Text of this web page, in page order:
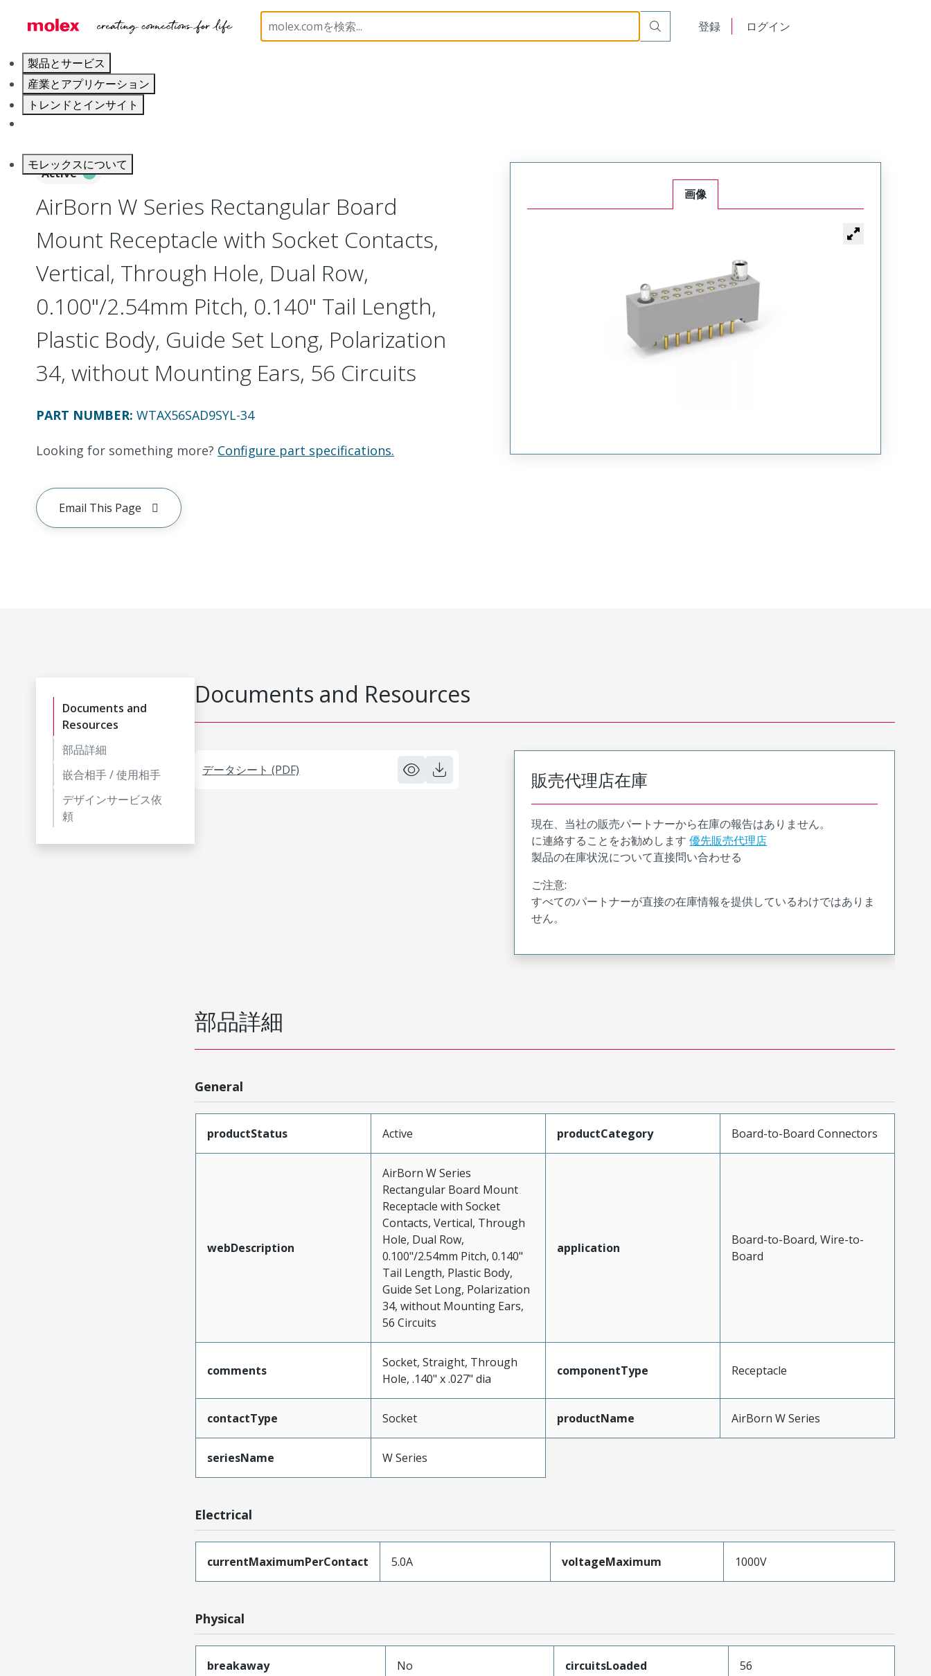
登録 ログイン
製品とサービス
産業とアプリケーション
トレンドとインサイト
モレックスについて
Board-to-Board Connectors Rectangular, Plastic, 2 Row, Vertical/Right Angle Board or Cable Mount Receptacle
Active
AirBorn W Series Rectangular Board
Mount Receptacle with Socket Contacts,
Vertical, Through Hole, Dual Row,
0.100"/2.54mm Pitch, 0.140" Tail Length,
Plastic Body, Guide Set Long, Polarization
34, without Mounting Ears, 56 Circuits
PART NUMBER: WTAX56SAD9SYL-34
Looking for something more? Configure part specifications.
Email This Page
画像
Documents and
Resources
部品詳細
嵌合相手 / 使用相手
デザインサービス依
頼
Documents and Resources
データシート (PDF) 販売代理店在庫
現在、当社の販売パートナーから在庫の報告はありません。
に連絡することをお勧めします 優先販売代理店
製品の在庫状況について直接問い合わせる
ご注意:
すべてのパートナーが直接の在庫情報を提供しているわけではありま
せん。
部品詳細
General
productStatus Active productCategory Board-to-Board Connectors
webDescription
AirBorn W Series
Rectangular Board Mount
Receptacle with Socket
Contacts, Vertical, Through
Hole, Dual Row,
0.100"/2.54mm Pitch, 0.140"
Tail Length, Plastic Body,
Guide Set Long, Polarization
34, without Mounting Ears,
56 Circuits
application
Board-to-Board, Wire-to-
Board
comments
Socket, Straight, Through
Hole, .140" x .027" dia
componentType Receptacle
contactType Socket productName AirBorn W Series
seriesName W Series
Electrical
currentMaximumPerContact 5.0A voltageMaximum 1000V
Physical
breakaway No circuitsLoaded 56